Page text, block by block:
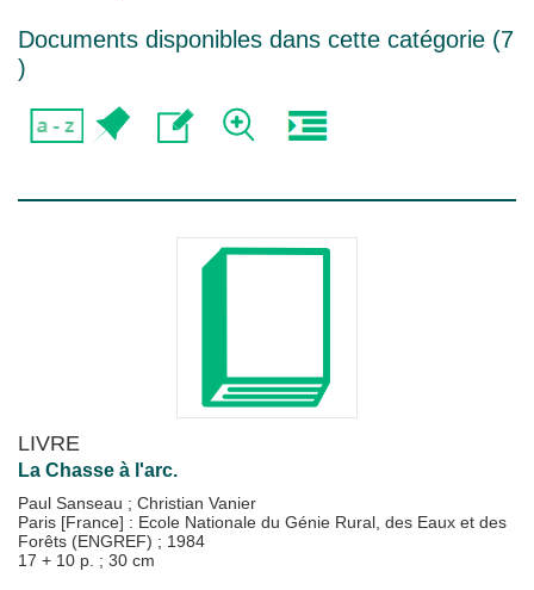
Documents disponibles dans cette catégorie (7
)
LIVRE
La Chasse à l'arc.
Paul Sanseau ; Christian Vanier
Paris [France] : Ecole Nationale du Génie Rural, des Eaux et des
Forêts (ENGREF) ; 1984
17 + 10 p. ; 30 cm